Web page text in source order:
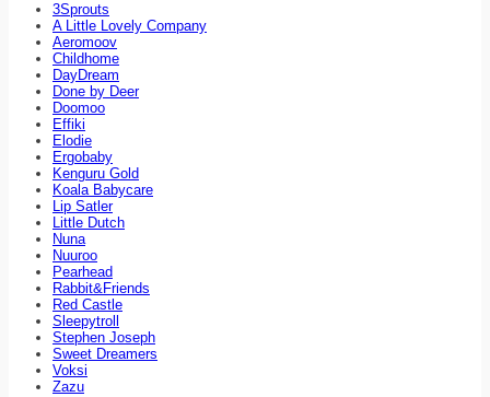
3Sprouts
A Little Lovely Company
Aeromoov
Childhome
DayDream
Done by Deer
Doomoo
Effiki
Elodie
Ergobaby
Kenguru Gold
Koala Babycare
Lip Satler
Little Dutch
Nuna
Nuuroo
Pearhead
Rabbit&Friends
Red Castle
Sleepytroll
Stephen Joseph
Sweet Dreamers
Voksi
Zazu